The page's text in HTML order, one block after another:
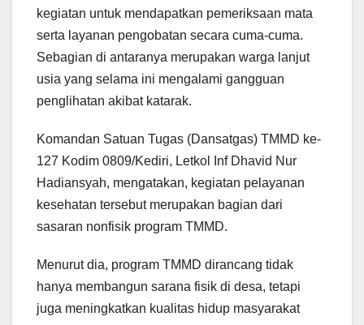
kegiatan untuk mendapatkan pemeriksaan mata
serta layanan pengobatan secara cuma-cuma.
Sebagian di antaranya merupakan warga lanjut
usia yang selama ini mengalami gangguan
penglihatan akibat katarak.
Komandan Satuan Tugas (Dansatgas) TMMD ke-
127 Kodim 0809/Kediri, Letkol Inf Dhavid Nur
Hadiansyah, mengatakan, kegiatan pelayanan
kesehatan tersebut merupakan bagian dari
sasaran nonfisik program TMMD.
Menurut dia, program TMMD dirancang tidak
hanya membangun sarana fisik di desa, tetapi
juga meningkatkan kualitas hidup masyarakat